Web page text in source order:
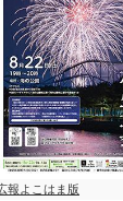
報よこはま版